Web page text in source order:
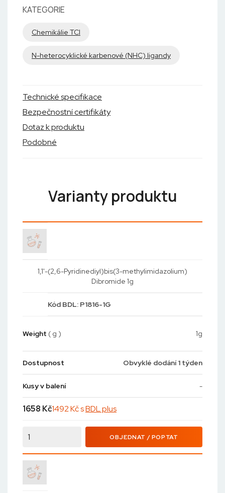
KATEGORIE
Chemikálie TCI
N-heterocyklické karbenové (NHC) ligandy
Technické specifikace
Bezpečnostní certifikáty
Dotaz k produktu
Podobné
Varianty produktu
1,1'-(2,6-Pyridinediyl)bis(3-methylimidazolium)
Dibromide 1g
Kód BDL: P1816-1G
Weight ( g ) 1g
Dostupnost Obvyklé dodání 1 týden
Kusy v balení -
1658 Kč1492 Kč sBDL plus
OBJEDNAT / POPTAT